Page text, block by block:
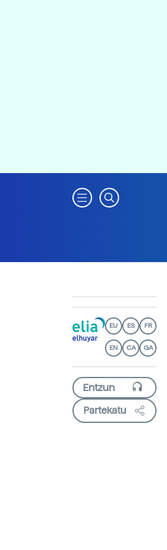
EU ES FR
EN CA GA
Partekatu